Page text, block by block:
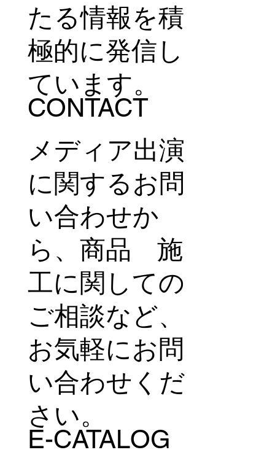
たる情報を積
極的に発信し
ています。
CONTACT
メディア出演
に関するお問
い合わせか
ら、商品 施
工に関しての
ご相談など、
お気軽にお問
い合わせくだ
さい。
E-CATALOG